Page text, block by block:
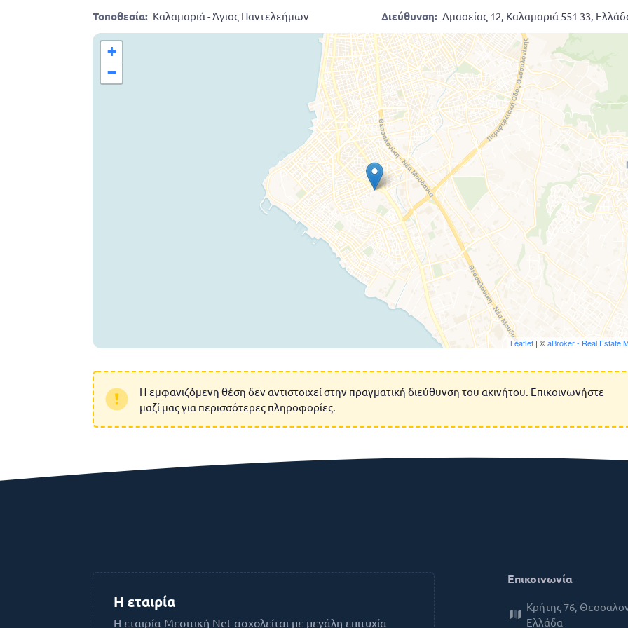
Τοποθεσία: Καλαμαριά - Άγιος Παντελεήμων Διεύθυνση: Αμασείας 12, Καλαμαριά 551 33,
+
−
Leaflet | ©aBroker - Real Estate
Η εμφανιζόμενη θέση δεν αντιστοιχεί στην πραγματική διεύθυνση του ακινήτου. Επικοινωνήστε
μαζί μας για περισσότερες πληροφορίες.
Η εταιρία
H εταιρία Μεσιτική Net ασχολείται με μεγάλη επιτυχία
Επικοινωνία
Κρήτης 76,
Ελλάδα